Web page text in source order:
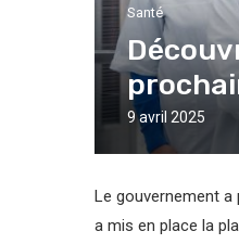
Santé
9 avril 2025
Le gouvernement a
a mis en place la